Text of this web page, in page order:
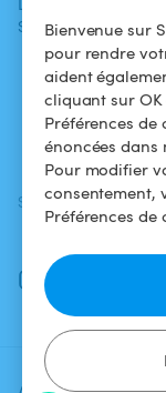
Bienvenue sur
pour rendre
aident
cliquant sur
Préférences de
énoncées dans
Pour modifier
consentement,
Préférences de
Swimmy
SUIVEZ-NOUS